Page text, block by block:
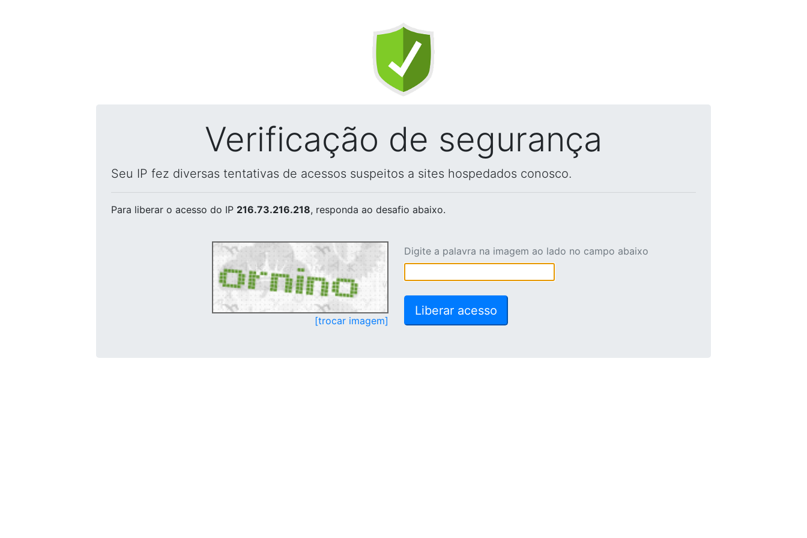
Verificação de segurança
Seu IP fez diversas tentativas de acessos suspeitos a sites hospedados conosco.
Para liberar o acesso do IP 216.73.216.218, responda ao desafio abaixo.
[trocar imagem]
Digite a palavra na imagem ao lado no campo abaixo